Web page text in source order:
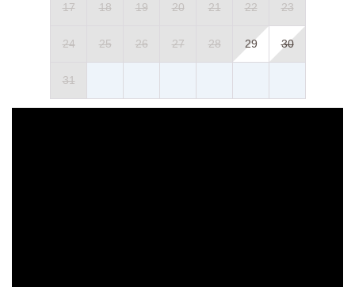
17 18 19 20 21 22 23
24 25 26 27 28 29 30
31